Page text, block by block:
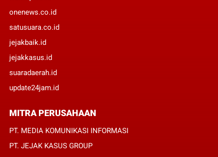
onenews.co.id
satusuara.co.id
jejakbaik.id
jejakkasus.id
suaradaerah.id
update24jam.id
MITRA PERUSAHAAN
PT. MEDIA KOMUNIKASI INFORMASI
PT. JEJAK KASUS GROUP